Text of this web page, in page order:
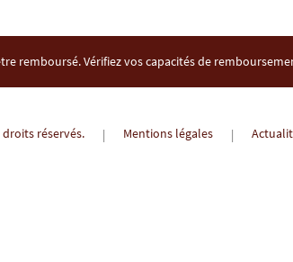
remboursé. Vérifiez vos capacités de
réservés. Mentions légales